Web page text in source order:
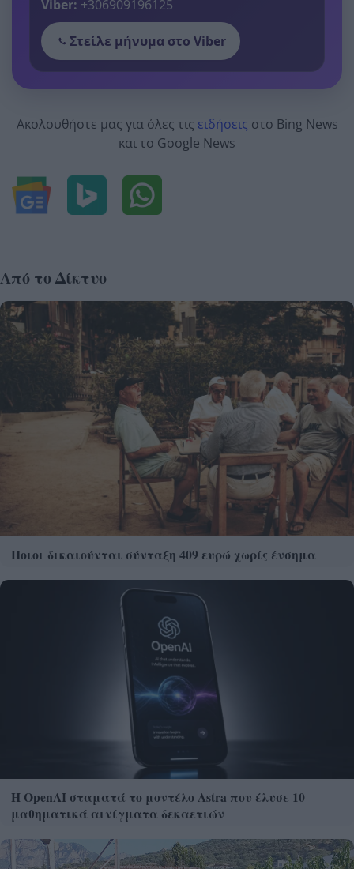
Viber: +306909196125
Στείλε μήνυμα στο Viber
Ακολουθήστε μας για όλες τις ειδήσεις στο Bing News
και το Google News
Από το Δίκτυο
Ποιοι δικαιούνται σύνταξη 409 ευρώ χωρίς ένσημα
Η OpenAI σταματά το μοντέλο Astra που έλυσε 10
μαθηματικά αινίγματα δεκαετιών